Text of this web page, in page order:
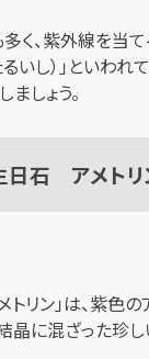
く、紫外線を当
いし）」といわれ
しょう。
日石 アメトリ
リン」は、紫色
晶に混ざった珍し